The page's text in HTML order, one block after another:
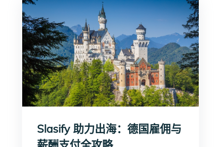
Slasify 助力出海：德国雇佣与